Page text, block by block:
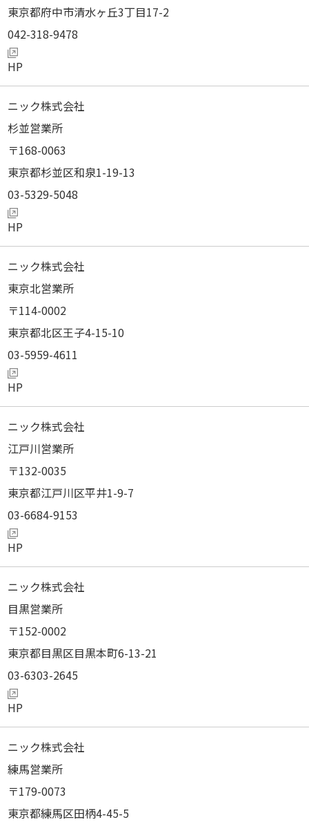
東京都府中市清水ヶ丘3丁目17-2
042-318-9478
ニック株式会社
杉並営業所
168-0063
東京都杉並区和泉1-19-13
03-5329-5048
ニック株式会社
東京北営業所
114-0002
東京都北区王子4-15-10
03-5959-4611
ニック株式会社
江戸川営業所
132-0035
東京都江戸川区平井1-9-7
03-6684-9153
ニック株式会社
目黒営業所
152-0002
東京都目黒区目黒本町6-13-21
03-6303-2645
ニック株式会社
練馬営業所
179-0073
東京都練馬区田柄4-45-5